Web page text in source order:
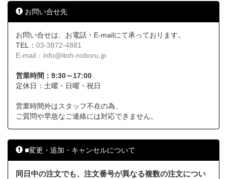
お問い合せ先
お問い合せは、お電話・E-mailにて承っております。
TEL： 03-3872-4881
E-mail： info@itoh-noboru.jp
営業時間：9:30～17:00
定休日：土曜・日曜・祝日
営業時間外はスタッフ不在の為、
ご質問や早急なご連絡には対応できません。
■変更・追加・キャンセルについて
同日中の注文でも、注文番号が異なる複数の注文につい